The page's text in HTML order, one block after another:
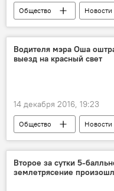
Общество Новости
Бишкек
ремонтные работы
Водителя мэра Оша
выезд на красный свет
14 декабря 2016, 19:23
Общество Новости
Ош
милиция
штраф
Второе за сутки 5-
землетрясение